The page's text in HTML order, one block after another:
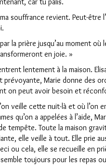
souffrance revient. Peut-être
la prière jusqu’au moment où
en joie. »
lentement à la maison.
prévoyante, Marie donne des
on peut avoir besoin et
veille cette nuit-là et où l’on
qu’on a appelées à l’aide,
tempête. Toute la maison
elle veille à tout. Elle prie
ou cela, elle se recueille en
toujours pour les repas